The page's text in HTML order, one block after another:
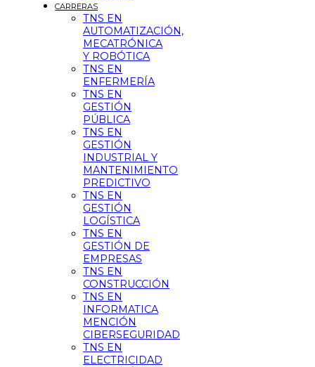
CARRERAS
TNS EN
AUTOMATIZACIÓN,
MECATRÓNICA
Y ROBÓTICA
TNS EN
ENFERMERÍA
TNS EN
GESTIÓN
PÚBLICA
TNS EN
GESTIÓN
INDUSTRIAL Y
MANTENIMIENTO
PREDICTIVO
TNS EN
GESTIÓN
LOGÍSTICA
TNS EN
GESTIÓN DE
EMPRESAS
TNS EN
CONSTRUCCIÓN
TNS EN
INFORMATICA
MENCIÓN
CIBERSEGURIDAD
TNS EN
ELECTRICIDAD